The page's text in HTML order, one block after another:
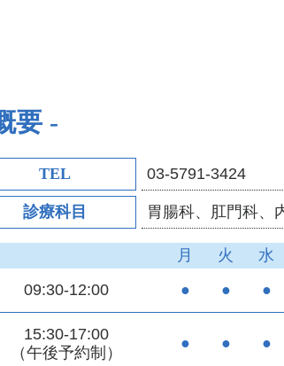
要
TEL 03-5791-3424
診療科目 胃腸科、肛門科、
月 火 水
09:30-12:00
● ● ●
15:30-17:00
（午後予約制）
● ● ●